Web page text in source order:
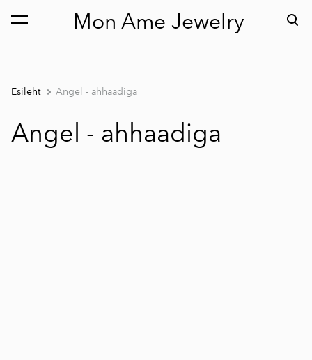
Mon Ame Jewelry
lisati ostukorvi. Vaata ostukorvi
Esileht Angel - ahhaadiga
Angel - ahhaadiga